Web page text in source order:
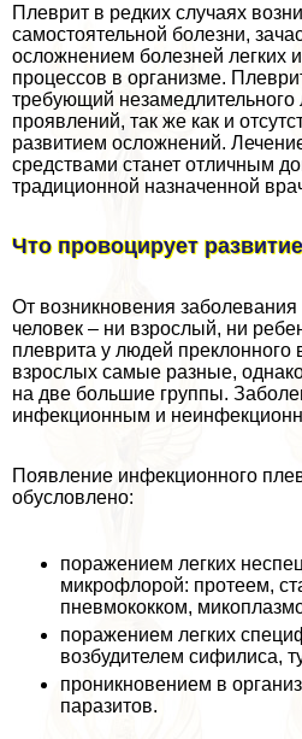
Плеврит в редких случаях
самостоятельной болезни,
осложнением болезней легких
процессов в организме.
требующий
проявлений, так же как и
развитием осложнений.
средствами станет отличным
традиционной назначенной
Что провоцирует
От возникновения
человек – ни взрослый, ни
плеврита у людей преклонного
взрослых самые разные,
на две большие группы.
инфекционным и
Появление инфекционного
обусловлено:
поражением легких
микрофлорой: протеем,
пневмококком,
поражением легких
возбудителем сифилиса,
проникновением в
паразитов.